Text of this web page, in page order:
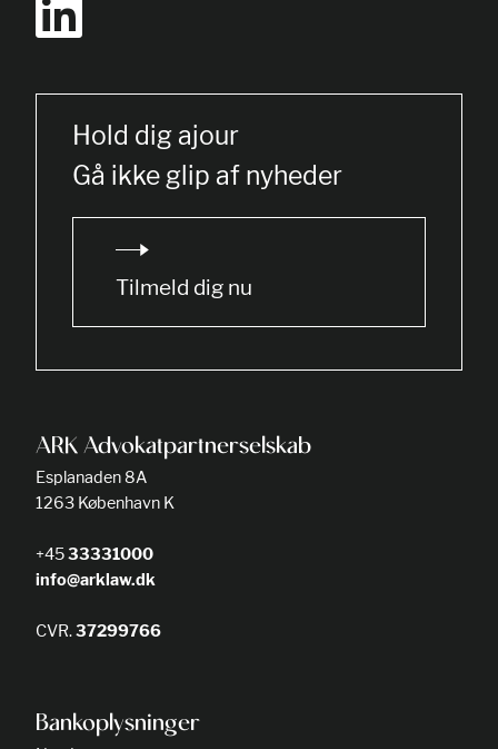
Hold dig ajour
Gå ikke glip af nyheder
Tilmeld dig nu
ARK Advokatpartnerselskab
Esplanaden 8A
1263 København K
+4533331000
info@arklaw.dk
CVR.37299766
Bankoplysninger